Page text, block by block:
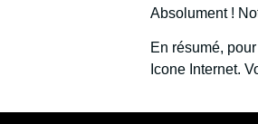
Absolument !
En résumé,
Icone Internet.